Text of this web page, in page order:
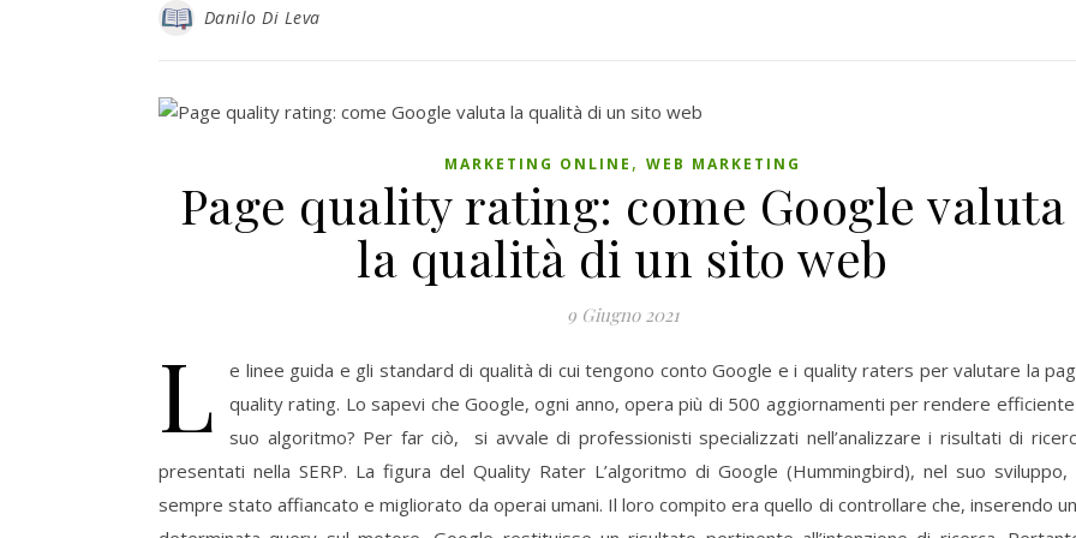
Danilo Di Leva
MARKETING ONLINE , WEB MARKETING
Page quality rating: come Google valuta
la qualità di un sito web
9 Giugno 2021
L
e linee guida e gli standard di qualità di cui tengono conto Google e i quality raters per valutare la
quality rating. Lo sapevi che Google, ogni anno, opera più di 500 aggiornamenti per rendere
suo algoritmo? Per far ciò, si avvale di professionisti specializzati nell’analizzare i risultati di
presentati nella SERP. La figura del Quality Rater L’algoritmo di Google (Hummingbird), nel suo sviluppo,
sempre stato affiancato e migliorato da operai umani. Il loro compito era quello di controllare che, inserendo